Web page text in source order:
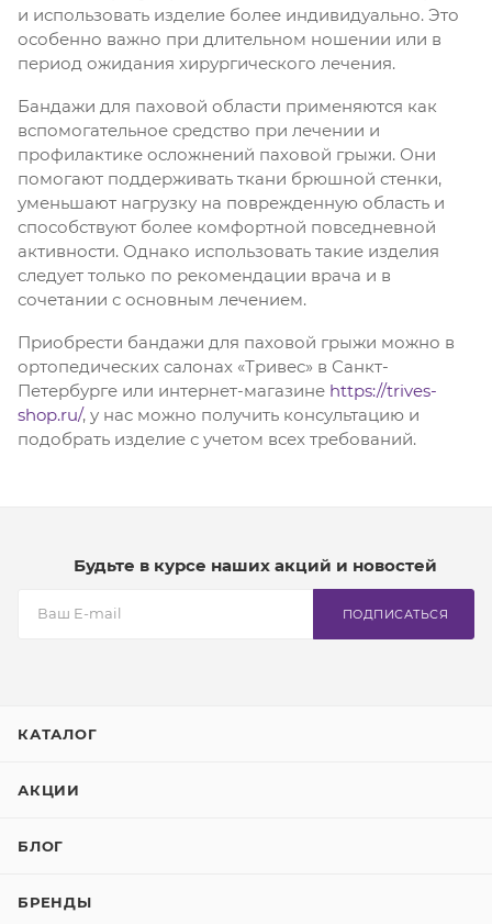
и использовать изделие более индивидуально. Это
особенно важно при длительном ношении или в
период ожидания хирургического лечения.
Бандажи для паховой области применяются как
вспомогательное средство при лечении и
профилактике осложнений паховой грыжи. Они
помогают поддерживать ткани брюшной стенки,
уменьшают нагрузку на поврежденную область и
способствуют более комфортной повседневной
активности. Однако использовать такие изделия
следует только по рекомендации врача и в
сочетании с основным лечением.
Приобрести бандажи для паховой грыжи можно в
ортопедических салонах «Тривес» в Санкт-
Петербурге или интернет-магазине https://trives-
shop.ru/, у нас можно получить консультацию и
подобрать изделие с учетом всех требований.
Будьте в курсе наших акций и новостей
ПОДПИСАТЬСЯ
КАТАЛОГ
АКЦИИ
БЛОГ
БРЕНДЫ